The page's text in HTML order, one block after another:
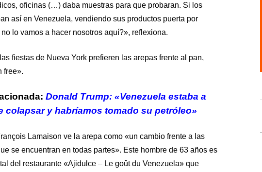
oficinas (…) daba muestras para que probaran. Si los
así en Venezuela, vendiendo sus productos puerta por
lo vamos a hacer nosotros aquí?», reflexiona.
fiestas de Nueva York prefieren las arepas frente al pan,
free».
Donald Trump: «Venezuela estaba a
colapsar y habríamos tomado su petróleo»
Lamaison ve la arepa como «un cambio frente a las
se encuentran en todas partes». Este hombre de 63 años es
del restaurante «Ajidulce – Le goût du Venezuela» que